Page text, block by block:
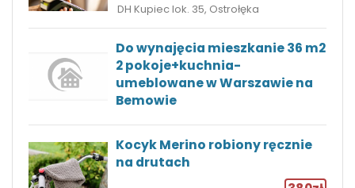
DH Kupiec lok. 35, Ostrołęka
Do wynajęcia mieszkanie 36 m2
2 pokoje+kuchnia-
umeblowane w Warszawie na
Bemowie
Kocyk Merino robiony ręcznie
na drutach